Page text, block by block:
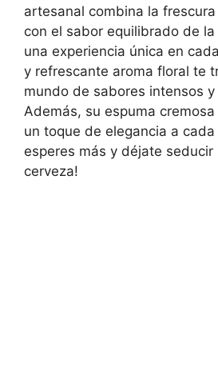
artesanal combina la
con el sabor equilibrado de
una experiencia única en
y refrescante aroma floral te
mundo de sabores intensos
Además, su espuma
un toque de elegancia a cada
esperes más y déjate
cerveza!